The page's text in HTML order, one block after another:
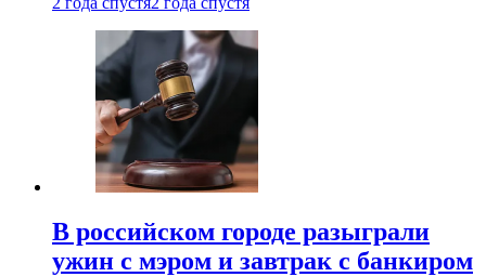
В российском городе разыграли
ужин с мэром и завтрак с банкиром